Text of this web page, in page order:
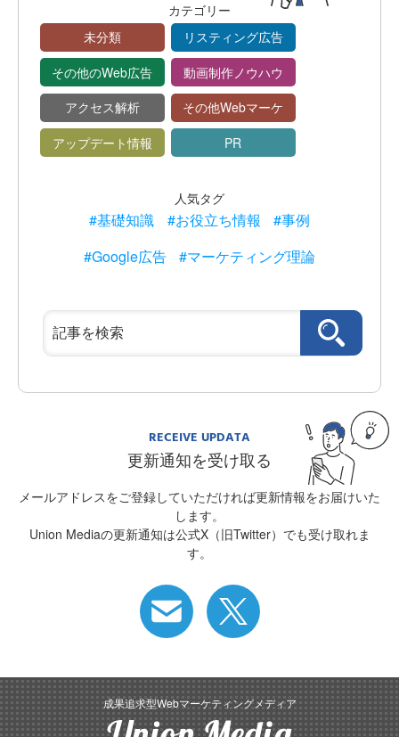
カテゴリー
未分類
リスティング広告
その他のWeb広告
動画制作ノウハウ
アクセス解析
その他Webマーケ
アップデート情報
PR
人気タグ
#基礎知識 #お役立ち情報
#事例
#Google広告
#マーケティング理論
RECEIVE UPDATA
更新通知を受け取る
メールアドレスをご登録していただければ更新情報をお届けいた
します。
Union Mediaの更新通知は公式X（旧Twitter）でも受け取れま
す。
成果追求型Webマーケティングメディア